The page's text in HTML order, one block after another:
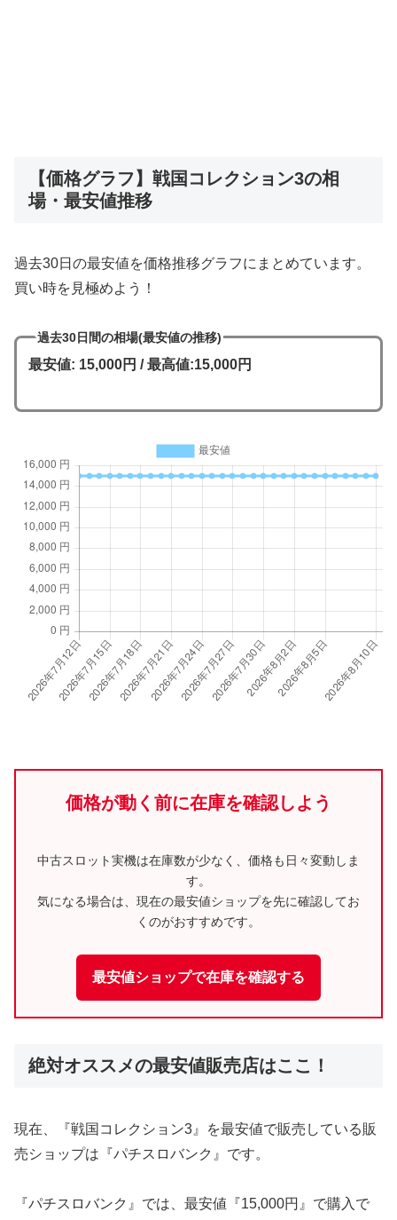
【価格グラフ】戦国コレクション3の相
場・最安値推移
過去30日の最安値を価格推移グラフにまとめています。
買い時を見極めよう！
過去30日間の相場(最安値の推移)
最安値: 15,000円 / 最高値:15,000円
価格が動く前に在庫を確認しよう
中古スロット実機は在庫数が少なく、価格も日々変動しま
す。
気になる場合は、現在の最安値ショップを先に確認してお
くのがおすすめです。
最安値ショップで在庫を確認する
絶対オススメの最安値販売店はここ！
現在、『戦国コレクション3』を最安値で販売している販
売ショップは『パチスロバンク』です。
『パチスロバンク』では、最安値『15,000円』で購入で